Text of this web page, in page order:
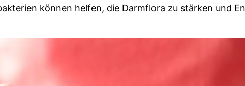
können helfen, die Darmflora zu stärken und